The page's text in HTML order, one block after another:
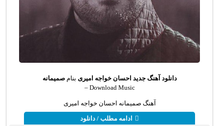
دانلود آهنگ جدید احسان خواجه امیری بنامصمیمانه
Download Music –
آهنگ صمیمانه احسان خواجه امیری
ادامه مطلب / دانلود